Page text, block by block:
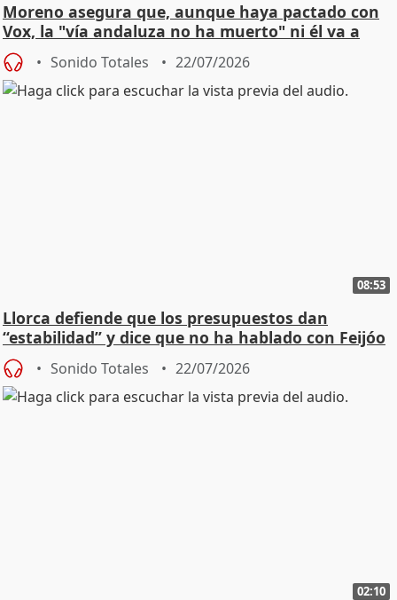
Moreno asegura que, aunque haya pactado con
Vox, la "vía andaluza no ha muerto" ni él va a
"cambiar"
Sonido Totales 22/07/2026
08:53
Llorca defiende que los presupuestos dan
“estabilidad” y dice que no ha hablado con Feijóo
Sonido Totales 22/07/2026
02:10